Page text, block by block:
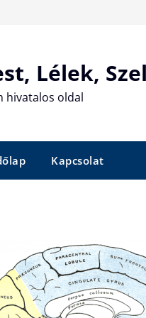
Lélek,
hivatalos oldal
Kapcsolat